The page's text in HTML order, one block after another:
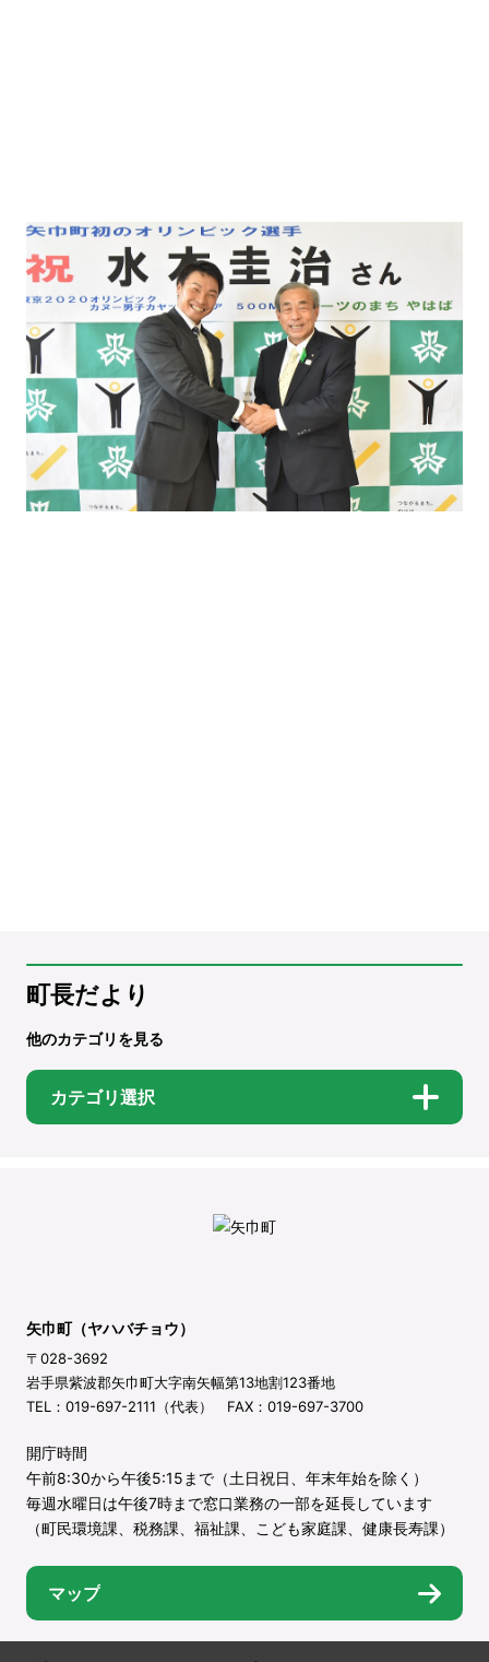
町長だより
他のカテゴリを見る
カテゴリ選択
矢巾町（ヤハバチョウ）
〒028-3692
岩手県紫波郡矢巾町大字南矢幅第13地割123番地
TEL：019-697-2111（代表） FAX：019-697-3700
開庁時間
午前8:30から午後5:15まで（土日祝日、年末年始を除く）
毎週水曜日は午後7時まで窓口業務の一部を延長しています
（町民環境課、税務課、福祉課、こども家庭課、健康長寿課）
マップ